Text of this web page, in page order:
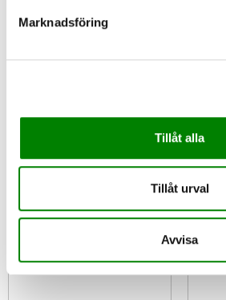
Marknadsföring
Tillåt alla
Tillåt urval
Avvisa
1 332kr